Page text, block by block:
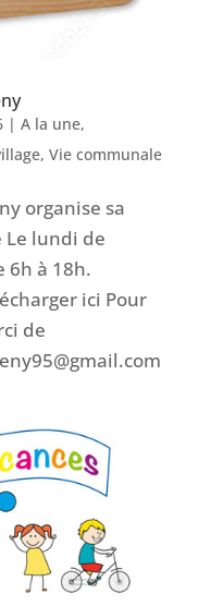
| A la une,
, Vie communale
organise sa
Le lundi de
6h à 18h.
ici Pour
de